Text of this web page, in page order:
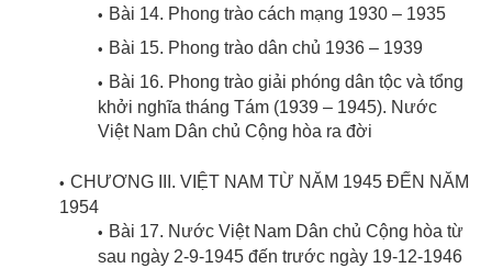
Bài 14. Phong trào cách mạng 1930 – 1935
Bài 15. Phong trào dân chủ 1936 – 1939
Bài 16. Phong trào giải phóng dân tộc và tổng
khởi nghĩa tháng Tám (1939 – 1945). Nước
Việt Nam Dân chủ Cộng hòa ra đời
CHƯƠNG III. VIỆT NAM TỪ NĂM 1945 ĐẾN NĂM
1954
Bài 17. Nước Việt Nam Dân chủ Cộng hòa từ
sau ngày 2-9-1945 đến trước ngày 19-12-1946